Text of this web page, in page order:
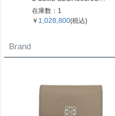
-00C0 エボリューショ
ン 9 コレクション 腕時
在庫数：1
￥ 1,028,800(税込)
Brand